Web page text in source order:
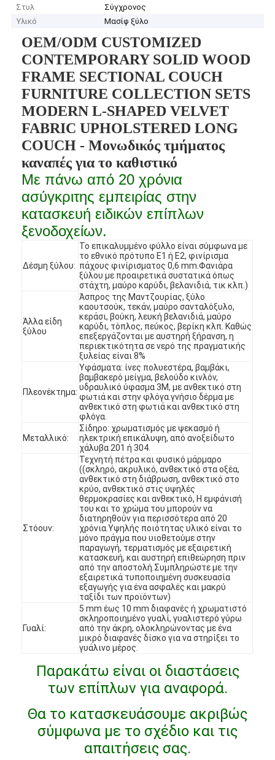
Προϊόντα
Εμφάνιση VR
Σχετικά με εμάς
Επισκέψεις στο εργοστάσιο
Έλεγχος Ποιότητας
Επικοινωνήστε μαζί μας
Ειδήσεις
Ερωτήσεις
Συνομιλία τώρα
Στυλ
Σύγχρονος
Υλικό
Μασίφ ξύλο
OEM/ODM CUSTOMIZED
CONTEMPORARY SOLID WOOD
FRAME SECTIONAL COUCH
FURNITURE COLLECTION SETS
MODERN L-SHAPED VELVET
FABRIC UPHOLSTERED LONG
COUCH - Μονωδικός τμήματος
καναπές για το καθιστικό
Με πάνω από 20 χρόνια
ασύγκριτης εμπειρίας στην
κατασκευή ειδικών επίπλων
ξενοδοχείων.
Δέσμη ξύλου:
Το επικαλυμμένο φύλλο είναι σύμφωνα με
το εθνικό πρότυπο E1 ή E2, φινίρισμα
πάχους φινίρισματος 0,6 mm.Φανιάρα
ξύλου με προαιρετικά συστατικά όπως
στάχτη, μαύρο καρύδι, βελανιδιά, τικ κλπ.)
Άλλα είδη
ξύλου
Άσπρος της Μαντζουρίας, ξύλο
καουτσούκ, τεκάν, μαύρο σανταλόξυλο,
κεράσι, βούκη, λευκή βελανιδιά, μαύρο
καρύδι, τόπλος, πεύκος, βερίκη κλπ. Καθώς
επεξεργάζονται με αυστηρή ξήρανση, η
περιεκτικότητα σε νερό της πραγματικής
ξυλείας είναι 8%
Πλεονέκτημα:
Υφάσματα: ίνες πολυεστέρα, βαμβάκι,
βαμβακερό μείγμα, βελούδο κινλόν,
υδραυλικό ύφασμα 3M, με ανθεκτικό στη
φωτιά και στην φλόγα.γνήσιο δέρμα με
ανθεκτικό στη φωτιά και ανθεκτικό στη
φλόγα.
Μεταλλικό:
Σίδηρο: χρωματισμός με ψεκασμό ή
ηλεκτρική επικάλυψη, από ανοξείδωτο
χάλυβα 201 ή 304.
Στόουν:
Τεχνητή πέτρα και φυσικό μάρμαρο
((σκληρό, ακρυλικό, ανθεκτικό στα οξέα,
ανθεκτικό στη διάβρωση, ανθεκτικό στο
κρύο, ανθεκτικό στις υψηλές
θερμοκρασίες και ανθεκτικό, Η εμφάνισή
του και το χρώμα του μπορούν να
διατηρηθούν για περισσότερα από 20
χρόνια.Υψηλής ποιότητας υλικό είναι το
μόνο πράγμα που υιοθετούμε στην
παραγωγή, τερματισμός με εξαιρετική
κατασκευή, και αυστηρή επιθεώρηση πριν
από την αποστολή.Συμπληρώστε με την
εξαιρετικά τυποποιημένη συσκευασία
εξαγωγής για ένα ασφαλές και μακρύ
ταξίδι των προϊόντων)
Γυαλί:
5 mm έως 10 mm διαφανές ή χρωματιστό
σκληροποιημένο γυαλί, γυαλιστερό γύρω
από την άκρη, ολοκληρώνοντας με ένα
μικρό διαφανές δίσκο για να στηρίξει το
γυάλινο μέρος.
Παρακάτω είναι οι διαστάσεις
των επίπλων για αναφορά.
Θα το κατασκευάσουμε ακριβώς
σύμφωνα με το σχέδιο και τις
απαιτήσεις σας.